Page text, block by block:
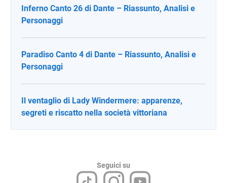
Inferno Canto 26 di Dante – Riassunto, Analisi e
Personaggi
Paradiso Canto 4 di Dante – Riassunto, Analisi e
Personaggi
Il ventaglio di Lady Windermere: apparenze,
segreti e riscatto nella società vittoriana
Seguici su